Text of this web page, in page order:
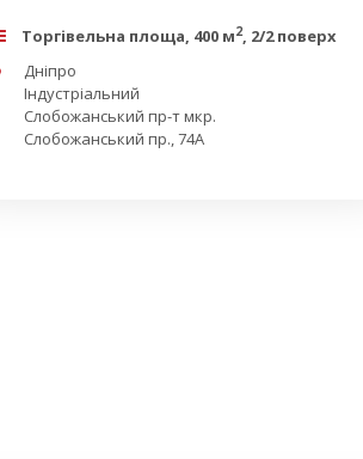
Торгівельна площа, 400 м2, 2/2 поверх
Дніпро
Індустріальний
Слобожанський пр-т мкр.
Слобожанський пр., 74А